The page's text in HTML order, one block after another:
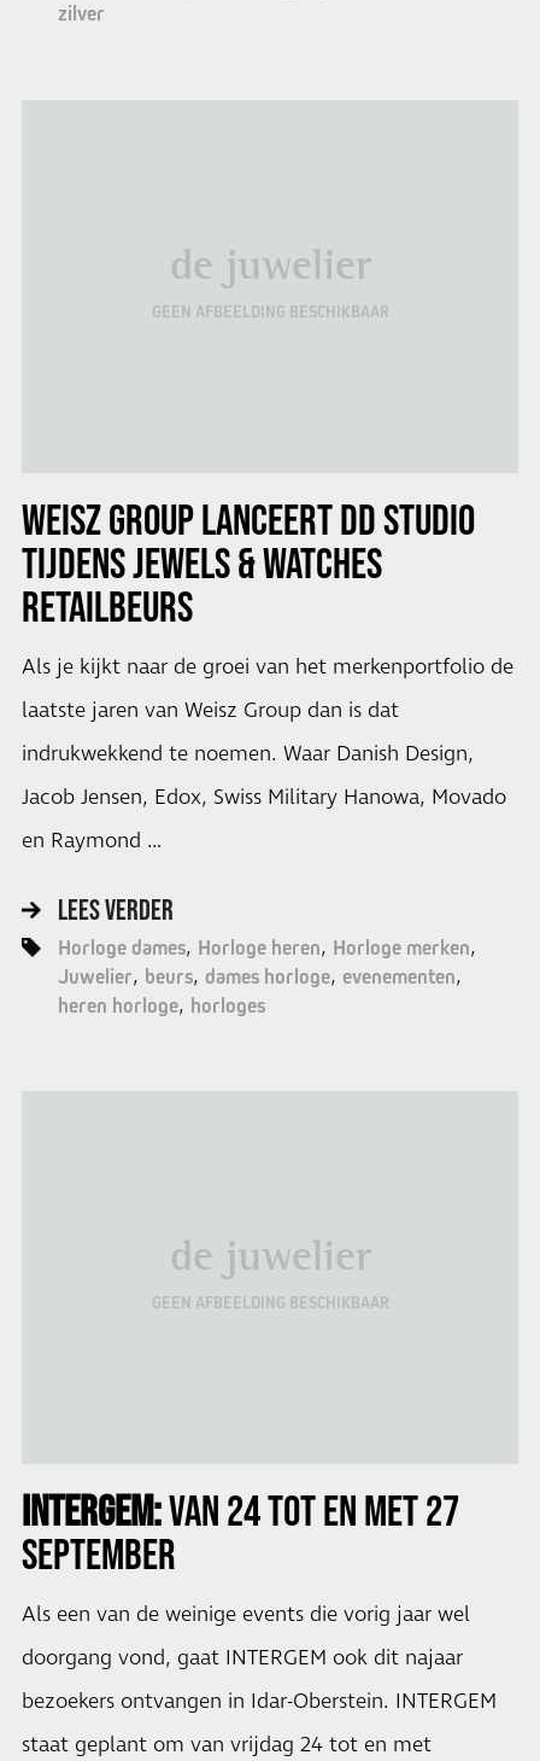
zilver
de juwelier
GEEN AFBEELDING BESCHIKBAAR
WEISZ GROUPLANCEERT DD STUDIO
TIJDENS JEWELS & WATCHES
RETAILBEURS
Als je kijkt naar de groei van het merkenportfolio de
laatste jaren van Weisz Group dan is dat
indrukwekkend te noemen. Waar Danish Design,
Jacob Jensen, Edox, Swiss Military Hanowa, Movado
en Raymond …
LEES VERDER
Horloge dames Horloge heren Horloge merken
Juwelier beurs dames horloge evenementen
heren horloge horloges
de juwelier
GEEN AFBEELDING BESCHIKBAAR
INTERGEM:VAN 24 TOT EN MET 27
SEPTEMBER
Als een van de weinige events die vorig jaar wel
doorgang vond, gaat INTERGEM ook dit najaar
bezoekers ontvangen in Idar-Oberstein. INTERGEM
staat geplant om van vrijdag 24 tot en met